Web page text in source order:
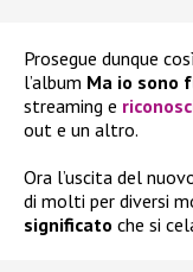
Prosegue dunque
l’album Ma io sono
streaming e
out e un altro.
Ora l’uscita del
di molti per diversi
significato che si